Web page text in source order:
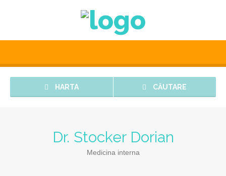
HARTA CĂUTARE
Dr. Stocker Dorian
Medicina interna